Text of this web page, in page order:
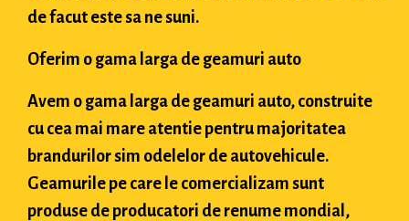
de facut este sa ne suni.
Oferim o gama larga de geamuri auto
Avem o gama larga de geamuri auto, construite
cu cea mai mare atentie pentru majoritatea
brandurilor sim odelelor de autovehicule.
Geamurile pe care le comercializam sunt
produse de producatori de renume mondial,